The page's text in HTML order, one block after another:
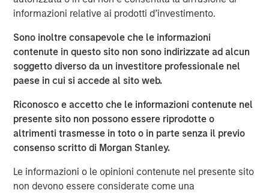
informazioni relative ai prodotti d’investimento.
Sono inoltre consapevole che le informazioni
contenute in questo sito non sono indirizzate ad alcun
soggetto diverso da un investitore professionale nel
paese in cui si accede al sito web.
Riconosco e accetto che le informazioni contenute nel
presente sito non possono essere riprodotte o
altrimenti trasmesse in toto o in parte senza il previo
consenso scritto di Morgan Stanley.
Le informazioni o le opinioni contenute nel presente sito
non devono essere considerate come una
more than 50 additional miles under construction, most
The transaction, which was concluded with Magnum
Hunter and the seller of the initial stake, Ridgeline
Midstream Holdings, LLC, a portfolio company of ArcLight
capital structure of Eureka Hunter, including the
elimination of an early-stage preference share
instrument, in order to better position the company for
future growth. Negotiations with Magnum Hunter were
conducted on an exclusive basis.